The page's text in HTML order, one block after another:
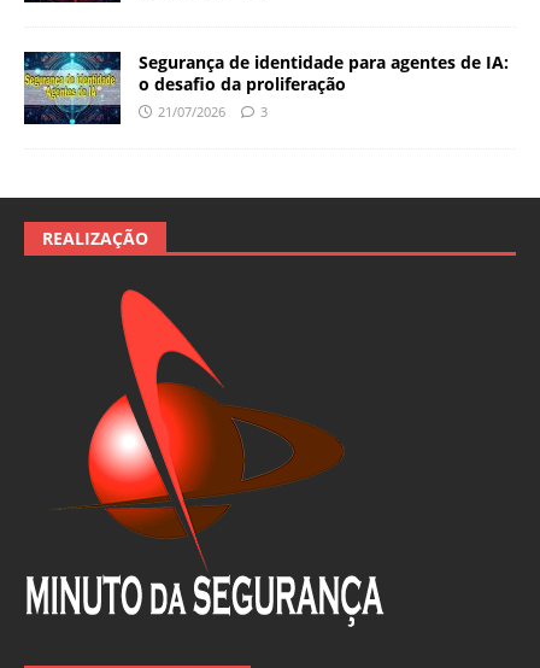
Segurança de identidade para agentes de IA:
o desafio da proliferação
21/07/2026 3
REALIZAÇÃO